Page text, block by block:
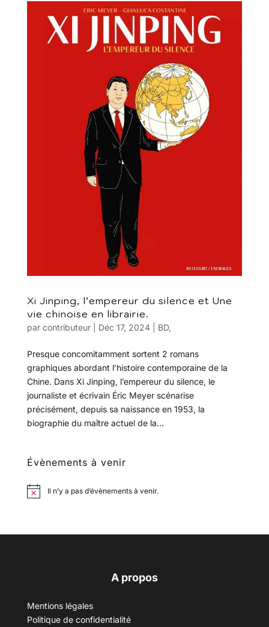
Xi Jinping, l’empereur du silence et Une
vie chinoise en librairie.
par contributeur| Déc 17, 2024| BD,
Presque concomitamment sortent 2 romans
graphiques abordant l’histoire contemporaine de la
Chine. Dans Xi Jinping, l’empereur du silence, le
journaliste et écrivain Éric Meyer scénarise
précisément, depuis sa naissance en 1953, la
biographie du maître actuel de la...
Évènements à venir
Il n’y a pas d’évènements à venir.
A propos
Mentions légales
Politique de confidentialité